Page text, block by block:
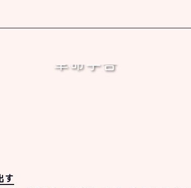
革命学舎
す